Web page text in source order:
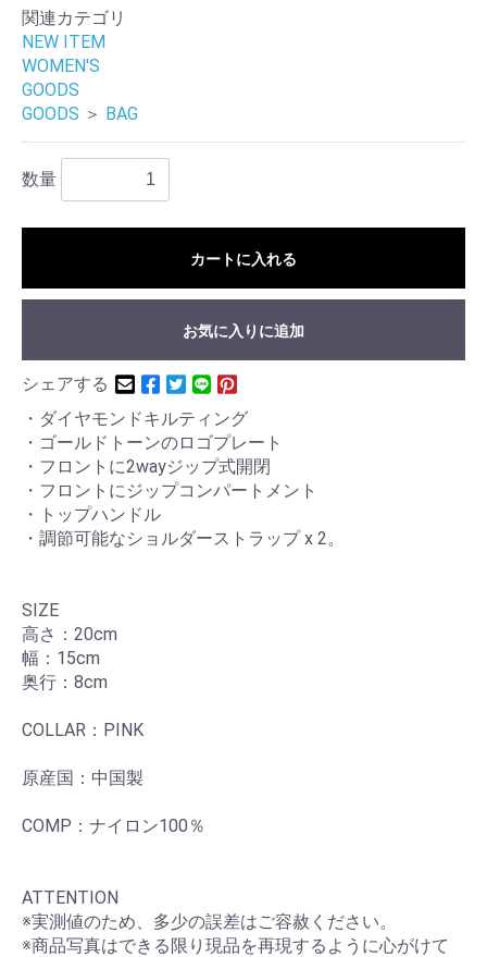
関連カテゴリ
NEW ITEM
WOMEN'S
GOODS
GOODS ＞ BAG
数量
カートに入れる
お気に入りに追加
シェアする
・ダイヤモンドキルティング
・ゴールドトーンのロゴプレート
・フロントに2wayジップ式開閉
・フロントにジップコンパートメント
・トップハンドル
・調節可能なショルダーストラップ x 2。
SIZE
高さ：20cm
幅：15cm
奥行：8cm
COLLAR：PINK
原産国：中国製
COMP：ナイロン100％
ATTENTION
※実測値のため、多少の誤差はご容赦ください。
※商品写真はできる限り現品を再現するように心がけて